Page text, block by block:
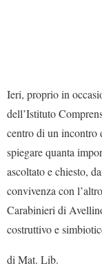
Ieri, proprio in
dell’Istituto
centro di un incontro
spiegare quanta
ascoltato e chiesto,
convivenza con
Carabinieri di
costruttivo e
di Mat. Lib.